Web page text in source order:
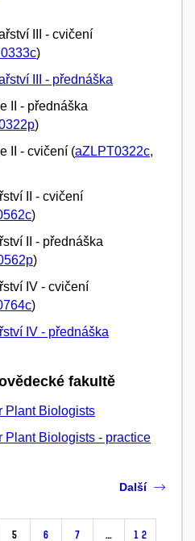
III - cvičení
)
III - přednáška
II - přednáška
)
II - cvičení (aZLPT0322c,
II - cvičení
)
II - přednáška
)
IV - cvičení
)
IV - přednáška
fakultě
Plant Biologists
Plant Biologists - practice
5 6 7 … 12
Další